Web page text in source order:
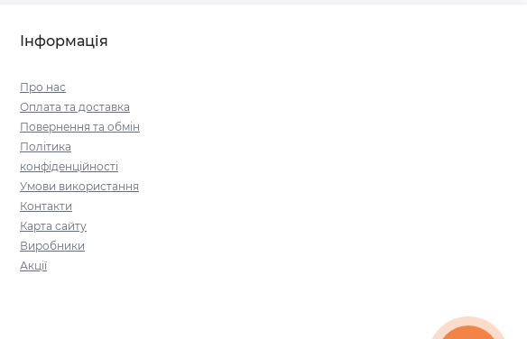
Інформація
Про нас
Оплата та доставка
Повернення та обмін
Політика
конфіденційності
Умови використання
Контакти
Карта сайту
Виробники
Акції